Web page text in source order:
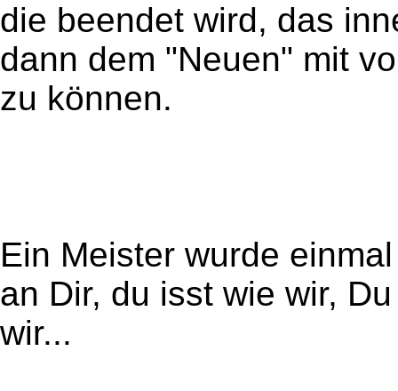
die beendet wird, das
dann dem "Neuen" mit
zu können.
Ein Meister wurde
an Dir, du isst wie wir,
wir...